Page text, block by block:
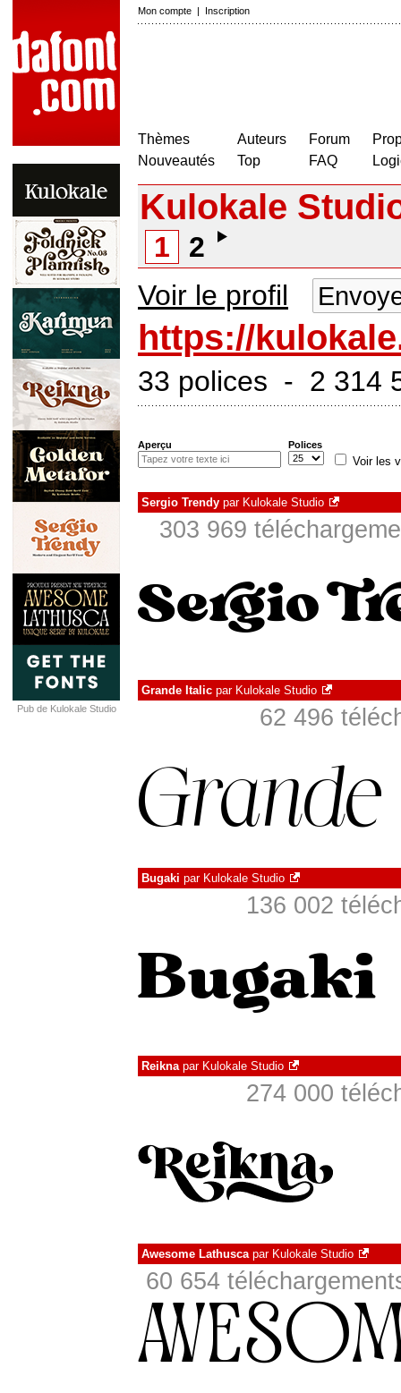
Mon compte | Inscription
Thèmes
Nouveautés
Auteurs
Top
Forum
FAQ
Pub de Kulokale Studio
Kulokale
1
2
Voir le profil
https://
33 polices - 2 314
Aperçu Polices
Voir les
Sergio Trendy par Kulokale Studio
303 969
Grande Italic par Kulokale Studio
62 496
Bugaki par Kulokale Studio
136 002
Reiknapar Kulokale Studio
274 000
Awesome Lathuscapar Kulokale Studio
60 654